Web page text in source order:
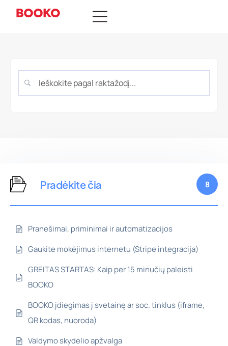
Pradėkite čia 8
Pranešimai, priminimai ir automatizacijos
Gaukite mokėjimus internetu (Stripe integracija)
GREITAS STARTAS: Kaip per 15 minučių paleisti
BOOKO
BOOKO įdiegimas į svetainę ar soc. tinklus (iframe,
QR kodas, nuoroda)
Valdymo skydelio apžvalga